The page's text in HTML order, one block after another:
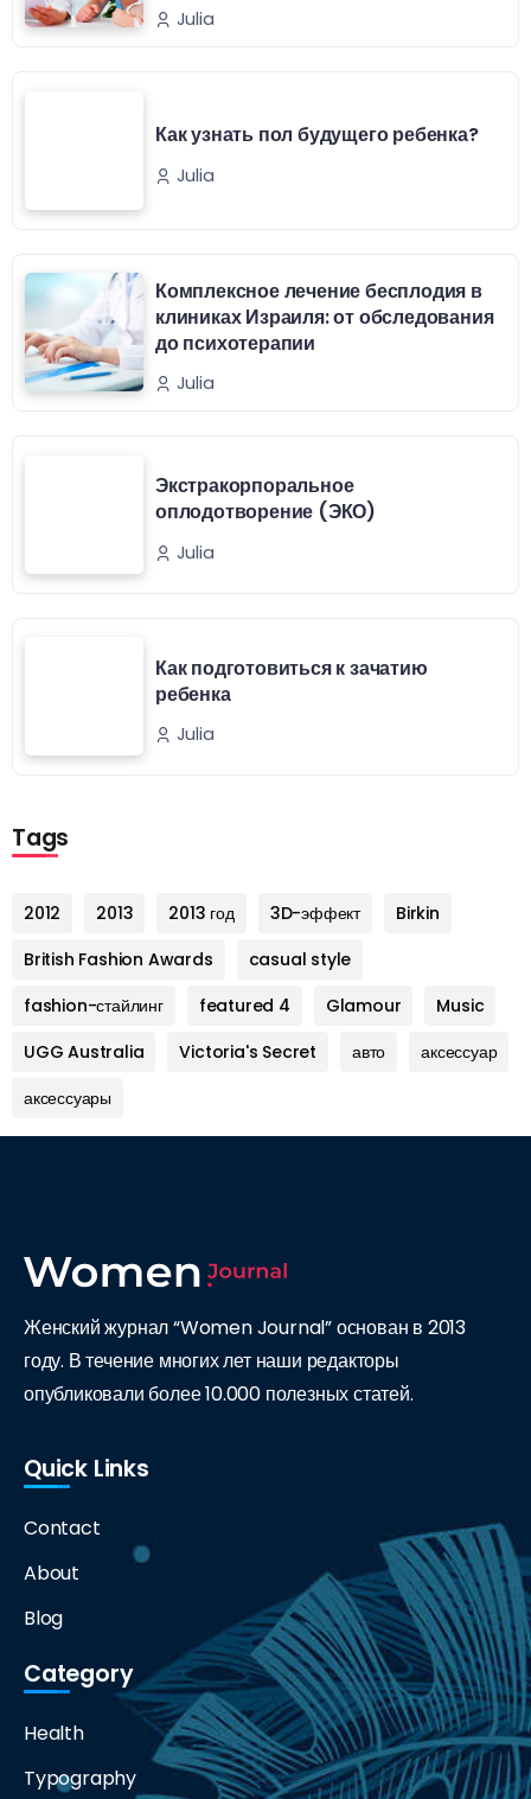
Julia
Как узнать пол будущего ребенка?
Julia
Комплексное лечение бесплодия в
клиниках Израиля: от обследования
до психотерапии
Julia
Экстракорпоральное
оплодотворение (ЭКО)
Julia
Как подготовиться к зачатию
ребенка
Julia
Tags
2012 2013 2013 год 3D-эффект
Birkin
British Fashion Awards
casual style
fashion-стайлинг
featured 4 Glamour
Music
UGG Australia
Victoria's Secret авто
аксессуар
аксессуары
Женский журнал “Women Journal” основан в 2013
году. В течение многих лет наши редакторы
опубликовали более 10.000 полезных статей.
Quick Links
Contact
About
Blog
Category
Health
Typography